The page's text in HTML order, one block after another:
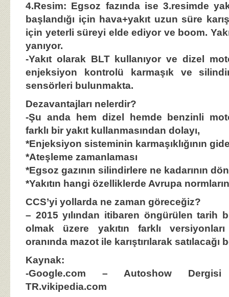
4.Resim: Egsoz fazında ise 3.resimde
başlandığı için hava+yakıt uzun süre
için yeterli süreyi elde ediyor ve boom.
yanıyor.
-Yakıt olarak BLT kullanıyor ve dizel
enjeksiyon kontrolü karmaşık ve
sensörleri bulunmakta.
Dezavantajları nelerdir?
-Şu anda hem dizel hemde benzinli
farklı bir yakıt kullanmasından dolayı,
*Enjeksiyon sisteminin karmaşıklığının
*Ateşleme zamanlaması
*Egsoz gazının silindirlere ne kadarının
*Yakıtın hangi özelliklerde Avrupa
CCS’yi yollarda ne zaman göreceğiz?
– 2015 yılından itibaren öngürülen tarih
olmak üzere yakıtın farklı
oranında mazot ile karıştırılarak satılacağı
Kaynak:
-Google.com – Autoshow
TR.vikipedia.com